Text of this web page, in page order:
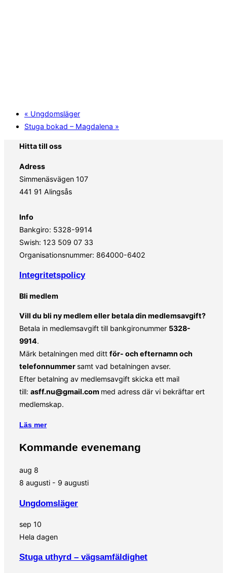
« Ungdomsläger
Stuga bokad – Magdalena »
Hitta till oss
Adress
Simmenäsvägen 107
441 91 Alingsås
Info
Bankgiro: 5328-9914
Swish: 123 509 07 33
Organisationsnummer: 864000-6402
Integritetspolicy
Bli medlem
Vill du bli ny medlem eller betala din medlemsavgift?
Betala in medlemsavgift till bankgironummer 5328-
9914.
Märk betalningen med ditt för- och efternamn och
telefonnummer samt vad betalningen avser.
Efter betalning av medlemsavgift skicka ett mail
till: asff.nu@gmail.com med adress där vi bekräftar ert
medlemskap.
Läs mer
Kommande evenemang
aug 8
8 augusti - 9 augusti
Ungdomsläger
sep 10
Hela dagen
Stuga uthyrd – vägsamfäldighet